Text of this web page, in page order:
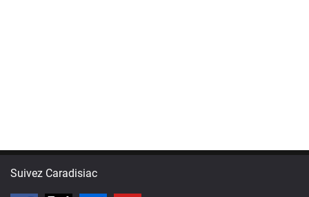
Suivez Caradisiac